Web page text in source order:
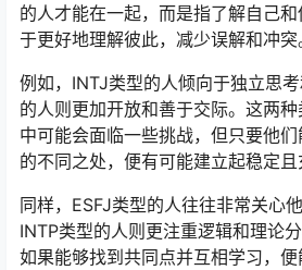
的人才能在一起，而是指了解自己
于更好地理解彼此，减少误解和冲突
例如，INTJ类型的人倾向于独立思
的人则更加开放和善于交际。这两
中可能会面临一些挑战，但只要他
的不同之处，便有可能建立起稳定且
同样，ESFJ类型的人往往非常关心
INTP类型的人则更注重逻辑和理论
如果能够找到共同点并互相学习，